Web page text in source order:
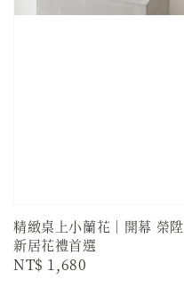
精緻桌上小蘭花｜開幕 榮陞
新居花禮首選
Regular
NT$ 1,680